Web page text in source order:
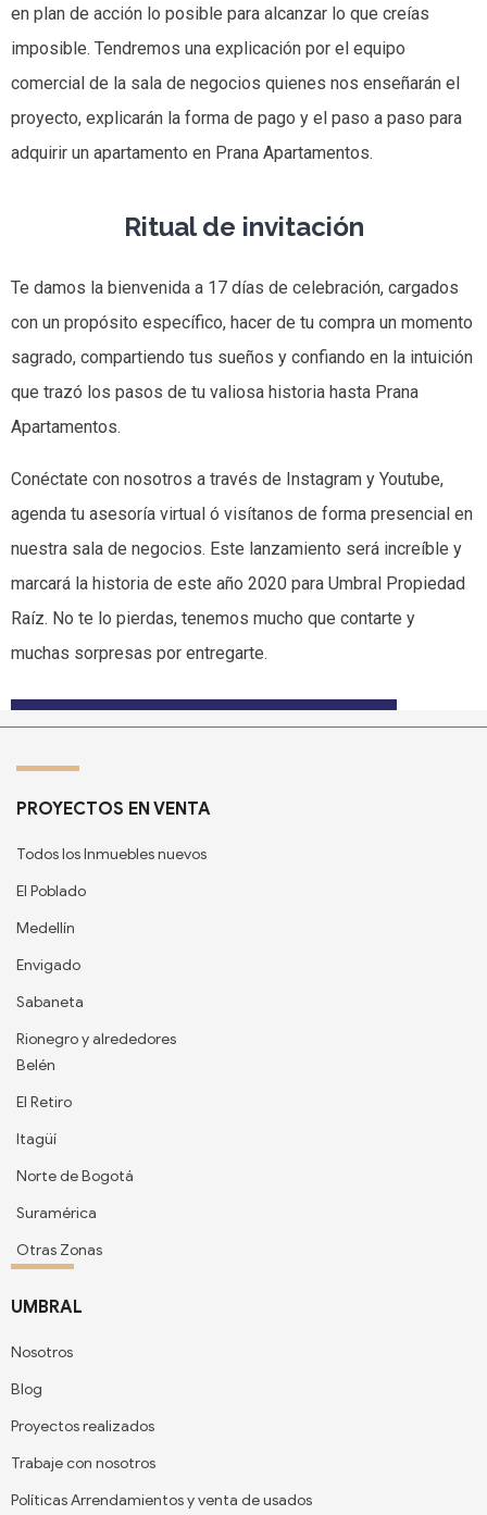
en plan de acción lo posible para alcanzar lo que creías
imposible. Tendremos una explicación por el equipo
comercial de la sala de negocios quienes nos enseñarán el
proyecto, explicarán la forma de pago y el paso a paso para
adquirir un apartamento en Prana Apartamentos.
Ritual de invitación
Te damos la bienvenida a 17 días de celebración, cargados
con un propósito específico, hacer de tu compra un momento
sagrado, compartiendo tus sueños y confiando en la intuición
que trazó los pasos de tu valiosa historia hasta Prana
Apartamentos.
Conéctate con nosotros a través de Instagram y Youtube,
agenda tu asesoría virtual ó visítanos de forma presencial en
nuestra sala de negocios. Este lanzamiento será increíble y
marcará la historia de este año 2020 para Umbral Propiedad
Raíz. No te lo pierdas, tenemos mucho que contarte y
muchas sorpresas por entregarte.
PROYECTOS EN VENTA
Todos los Inmuebles nuevos
El Poblado
Medellín
Envigado
Sabaneta
Rionegro y alrededores
Belén
El Retiro
Itagüí
Norte de Bogotá
Suramérica
Otras Zonas
UMBRAL
Nosotros
Blog
Proyectos realizados
Trabaje con nosotros
Políticas Arrendamientos y venta de usados